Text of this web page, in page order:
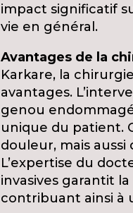
impact significatif
vie en général.
Avantages de la
Karkare, la
avantages.
genou
unique du patient.
douleur, mais
L’expertise du
invasives garantit
contribuant ainsi à